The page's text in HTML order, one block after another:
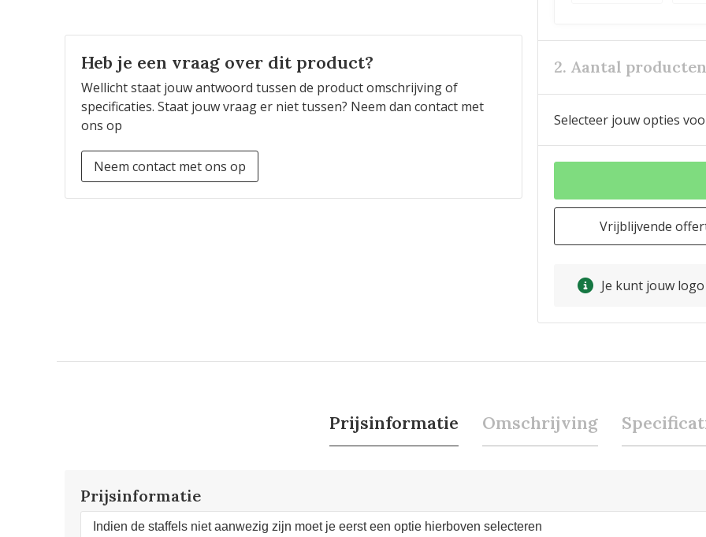
Heb je een vraag over dit product?
Wellicht staat jouw antwoord tussen de product omschrijving of
specificaties. Staat jouw vraag er niet tussen? Neem dan contact met
ons op
Neem contact met ons op
2. Aantal producten
Selecteer jouw opties
Vrijblijvende
Je kunt jouw
Prijsinformatie Omschrijving
Prijsinformatie
Indien de staffels niet aanwezig zijn moet je eerst een optie hierboven selecteren